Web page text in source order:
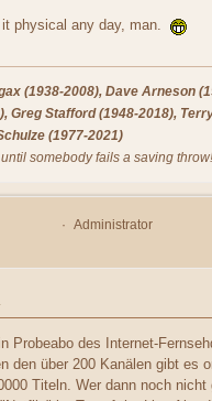
physical any day, man.
(1938-2008), Dave Arneson
Greg Stafford (1948-2018),
(1977-2021)
somebody fails a saving throw!
Administrator
Probeabo des Internet-
den über 200 Kanälen gibt es
Titeln. Wer dann noch nicht